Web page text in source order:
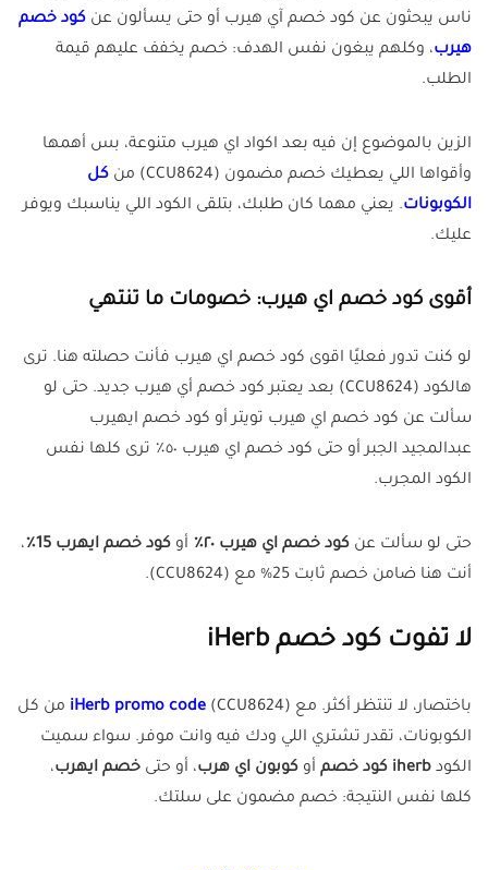
ناس يبحثون عن كود خصم آي هيرب أو حتى يسألون عن كود خصم
هيرب، وكلهم يبغون نفس الهدف: خصم يخفف عليهم قيمة
الطلب.
الزين بالموضوع إن فيه بعد اكواد اي هيرب متنوعة، بس أهمها
وأقواها اللي يعطيك خصم مضمون (CCU8624) من
كل
الكوبونات. يعني مهما كان طلبك، بتلقى الكود اللي يناسبك ويوفر
عليك.
أقوى كود خصم اي هيرب: خصومات ما تنتهي
لو كنت تدور فعليًا اقوى كود خصم اي هيرب فأنت حصلته هنا. ترى
هالكود (CCU8624) بعد يعتبر كود خصم أي هيرب جديد. حتى لو
سألت عن كود خصم اي هيرب تويتر أو كود خصم ايهيرب
عبدالمجيد الجبر أو حتى كود خصم اي هيرب ٥٠٪ ترى كلها نفس
الكود المجرب.
حتى لو سألت عن كود خصم اي هيرب ٢٠٪ أو كود خصم ايهرب 15٪
،
أنت هنا ضامن خصم ثابت 25% مع (CCU8624).
لا تفوت كود خصم iHerb
باختصار، لا تنتظر أكثر. مع iHerb promo code (CCU8624) من كل
الكوبونات، تقدر تشتري اللي ودك فيه وانت موفر. سواء سميت
الكود iherb كود خصم أو كوبون اي هرب، أو حتى خصم ايهرب،
كلها نفس النتيجة: خصم مضمون على سلتك.